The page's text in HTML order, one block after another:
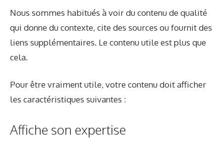
Nous sommes habitués à voir du contenu de qualité
qui donne du contexte, cite des sources ou fournit des
liens supplémentaires. Le contenu utile est plus que
cela.
Pour être vraiment utile, votre contenu doit afficher
les caractéristiques suivantes :
Affiche son expertise